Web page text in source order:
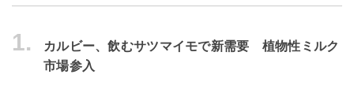
1.
カルビー、飲むサツマイモで新需要 植物性ミルク
市場参入